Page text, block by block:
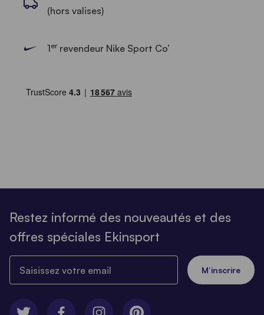
(hors valises)
1errevendeur Nike Sport Co’
Restez informé des nouveautés et des
offres spéciales Ekinsport
M’inscrire